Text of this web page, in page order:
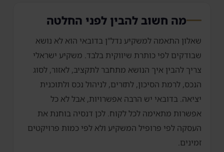
מה חשוב להבין לפני החלטה
שאלון התאמה למשקיע נדל"ן בדובאי הוא לא נושא
שבודקים לפי כותרת שיווקית בלבד. משקיע ישראלי
צריך להבין איך הנושא מתחבר לתקציב, לאזור, לסוג
הנכס, לרמת הסיכון, לתזרים, לניהול נכס ולתוכנית
יציאה. בדובאי יש הרבה אפשרויות, אבל לא כל
אפשרות מתאימה לכל לקוח. לכן דנסיה בוחנת את
העסקה לפי פרופיל המשקיע ולא לפי כמות פרויקטים
זמינים.